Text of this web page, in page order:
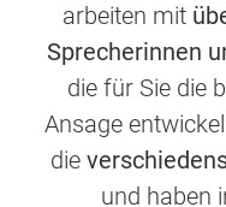
arbeiten mit
Sprecherinnen
die für Sie die
Ansage
die
und haben